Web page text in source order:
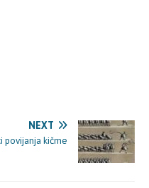
NEXT
povijanja kičme